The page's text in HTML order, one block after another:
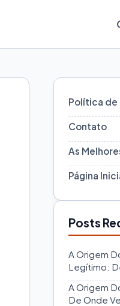
Política de
Contato
As
Página
Posts
A Origem
Legítimo:
A Origem
De Onde